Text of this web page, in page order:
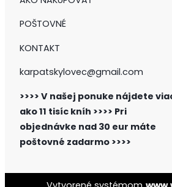
POŠTOVNÉ
KONTAKT
karpatskylovec@gmail.com
>>>> V našej ponuke nájdete
ako 11 tisíc kníh >>>> Pri
objednávke nad 30 eur máte
poštovné zadarmo >>>>